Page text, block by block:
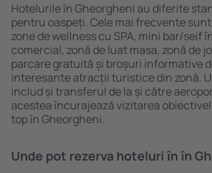
Hotelurile în Gheorgheni au diferite
pentru oaspeți. Cele mai frecvente
zone de wellness cu SPA, mini bar/seif
comercial, zonă de luat masa, zonă de
parcare gratuită și broșuri informative
interesante atracții turistice din zonă.
includ și transferul de la și către
acestea încurajează vizitarea
top în Gheorgheni.
Unde pot rezerva hoteluri ȋn în